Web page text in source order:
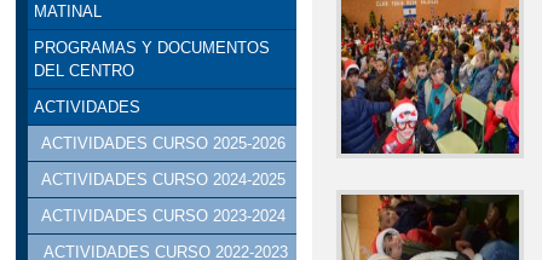
MATINAL
PROGRAMAS Y DOCUMENTOS
DEL CENTRO
ACTIVIDADES
ACTIVIDADES CURSO 2025-2026
ACTIVIDADES CURSO 2024-2025
ACTIVIDADES CURSO 2023-2024
ACTIVIDADES CURSO 2022-2023